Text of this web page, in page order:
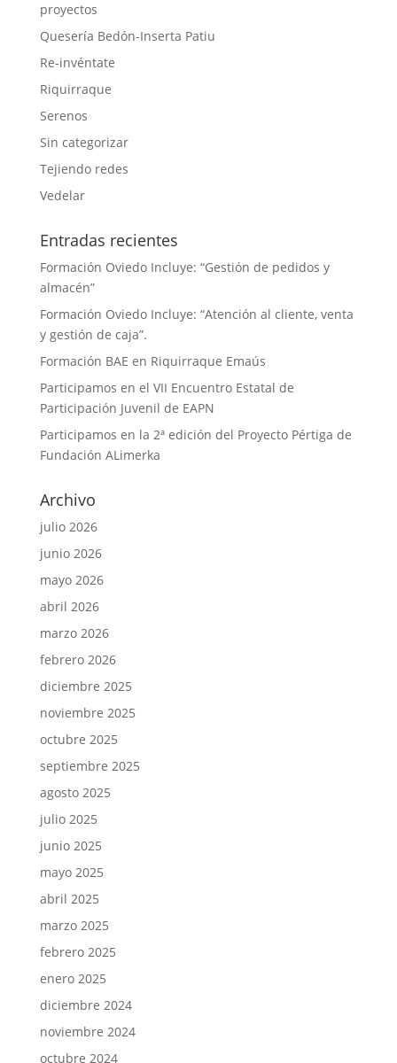
proyectos
Quesería Bedón-Inserta Patiu
Re-invéntate
Riquirraque
Serenos
Sin categorizar
Tejiendo redes
Vedelar
Entradas recientes
Formación Oviedo Incluye: “Gestión de pedidos y
almacén”
Formación Oviedo Incluye: “Atención al cliente, venta
y gestión de caja”.
Formación BAE en Riquirraque Emaús
Participamos en el VII Encuentro Estatal de
Participación Juvenil de EAPN
Participamos en la 2ª edición del Proyecto Pértiga de
Fundación ALimerka
Archivo
julio 2026
junio 2026
mayo 2026
abril 2026
marzo 2026
febrero 2026
diciembre 2025
noviembre 2025
octubre 2025
septiembre 2025
agosto 2025
julio 2025
junio 2025
mayo 2025
abril 2025
marzo 2025
febrero 2025
enero 2025
diciembre 2024
noviembre 2024
octubre 2024